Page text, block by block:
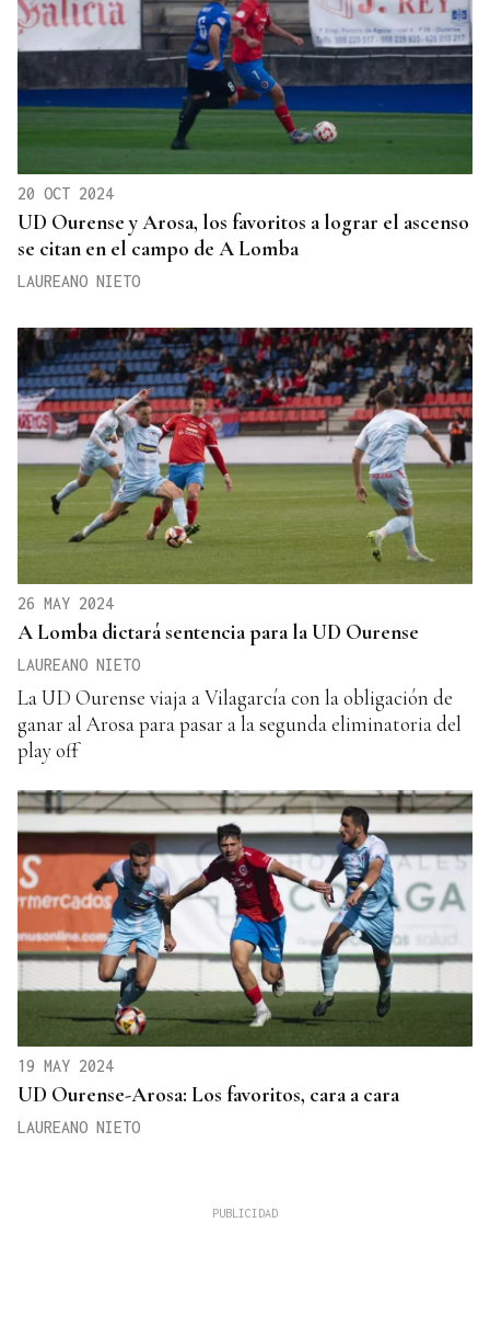
20 OCT 2024
UD Ourense y Arosa, los favoritos a lograr el ascenso
se citan en el campo de A Lomba
LAUREANO NIETO
26 MAY 2024
A Lomba dictará sentencia para la UD Ourense
LAUREANO NIETO
La UD Ourense viaja a Vilagarcía con la obligación de
ganar al Arosa para pasar a la segunda eliminatoria del
play off
19 MAY 2024
UD Ourense-Arosa: Los favoritos, cara a cara
LAUREANO NIETO